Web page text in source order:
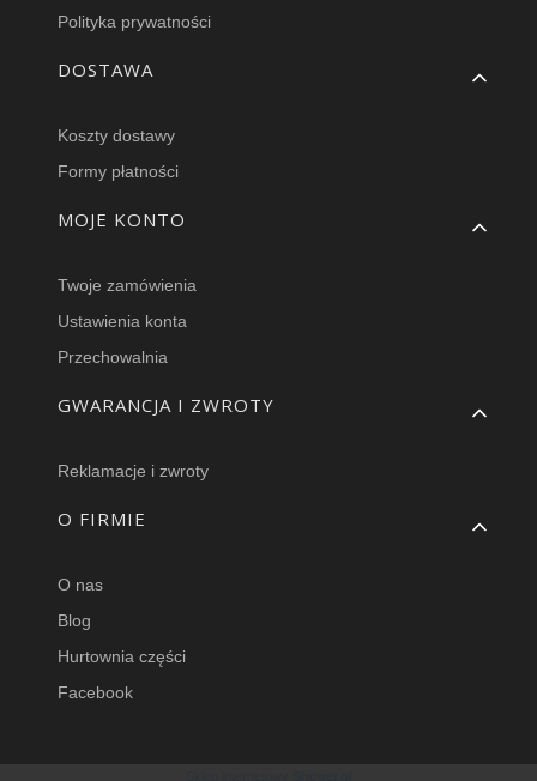
Polityka prywatności
DOSTAWA
Koszty dostawy
Formy płatności
MOJE KONTO
Twoje zamówienia
Ustawienia konta
Przechowalnia
GWARANCJA I ZWROTY
Reklamacje i zwroty
O FIRMIE
O nas
Blog
Hurtownia części
Facebook